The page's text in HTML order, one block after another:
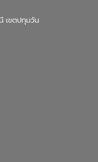
เขตปทุมวัน